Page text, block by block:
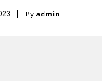
By admin